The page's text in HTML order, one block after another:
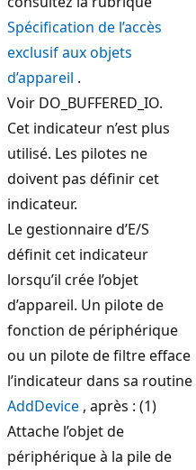
Spécification de l’accès
exclusif aux objets
d’appareil .
Voir DO_BUFFERED_IO.
Cet indicateur n’est plus
utilisé. Les pilotes ne
doivent pas définir cet
indicateur.
Le gestionnaire d’E/S
définit cet indicateur
lorsqu’il crée l’objet
d’appareil. Un pilote de
fonction de périphérique
ou un pilote de filtre efface
l’indicateur dans sa routine
AddDevice , après : (1)
Attache l’objet de
périphérique à la pile de